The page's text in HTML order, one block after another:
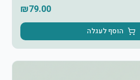
₪79.00
הוסף לעגלה